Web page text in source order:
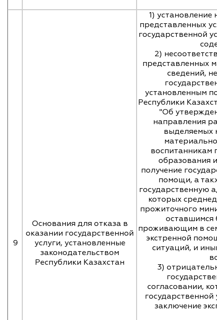
9
Основания для отказа в
оказании государственной
услуги, установленные
законодательством
Республики Казахстан
1) установление
представленных
государственной
2)
представленных
сведений,
установленным
Республики
"Об
направления
выделяемых
воспитанникам
образования
получение
помощи, а
государственную
которых
прожиточного
оставшимся
проживающим в
экстренной
ситуаций, и
3)
согласовании,
государственной
заключение